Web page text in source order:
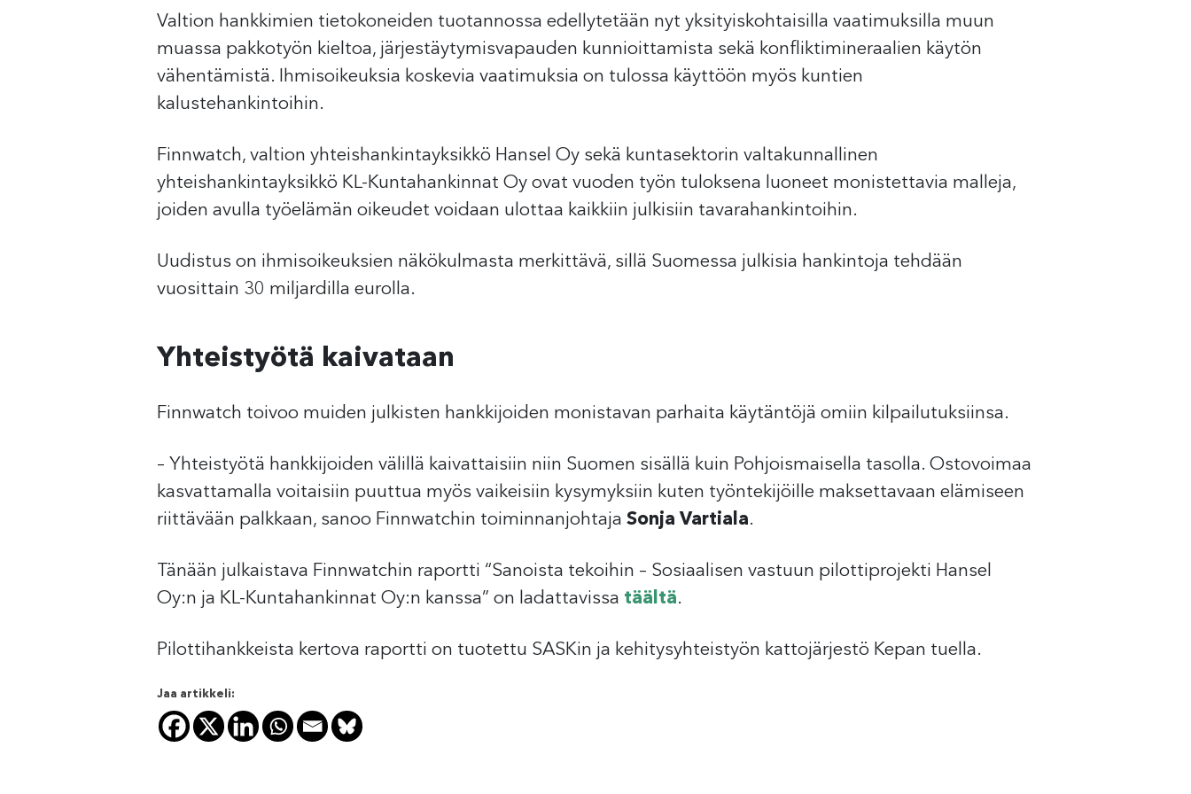
Valtion hankkimien tietokoneiden tuotannossa edellytetään nyt yksityiskohtaisilla vaatimuksilla muun
muassa pakkotyön kieltoa, järjestäytymisvapauden kunnioittamista sekä konfliktimineraalien käytön
vähentämistä. Ihmisoikeuksia koskevia vaatimuksia on tulossa käyttöön myös kuntien
kalustehankintoihin.
Finnwatch, valtion yhteishankintayksikkö Hansel Oy sekä kuntasektorin valtakunnallinen
yhteishankintayksikkö KL-Kuntahankinnat Oy ovat vuoden työn tuloksena luoneet monistettavia malleja,
joiden avulla työelämän oikeudet voidaan ulottaa kaikkiin julkisiin tavarahankintoihin.
Uudistus on ihmisoikeuksien näkökulmasta merkittävä, sillä Suomessa julkisia hankintoja tehdään
vuosittain 30 miljardilla eurolla.
Yhteistyötä kaivataan
Finnwatch toivoo muiden julkisten hankkijoiden monistavan parhaita käytäntöjä omiin kilpailutuksiinsa.
– Yhteistyötä hankkijoiden välillä kaivattaisiin niin Suomen sisällä kuin Pohjoismaisella tasolla. Ostovoimaa
kasvattamalla voitaisiin puuttua myös vaikeisiin kysymyksiin kuten työntekijöille maksettavaan elämiseen
riittävään palkkaan, sanoo Finnwatchin toiminnanjohtaja Sonja Vartiala.
Tänään julkaistava Finnwatchin raportti “Sanoista tekoihin – Sosiaalisen vastuun pilottiprojekti Hansel
Oy:n ja KL-Kuntahankinnat Oy:n kanssa” on ladattavissa täältä.
Pilottihankkeista kertova raportti on tuotettu SASKin ja kehitysyhteistyön kattojärjestö Kepan tuella.
Jaa artikkeli: